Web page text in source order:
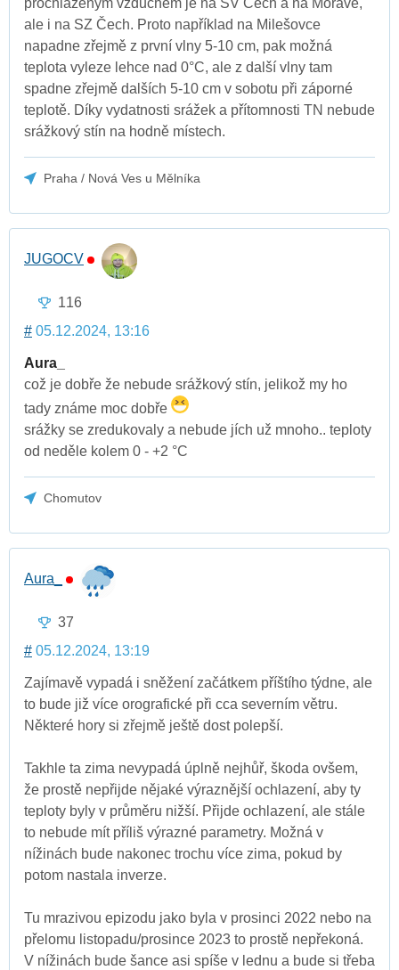
ale i na SZ Čech. Proto například na Milešovce
napadne zřejmě z první vlny 5-10 cm, pak možná
teplota vyleze lehce nad 0°C, ale z další vlny tam
spadne zřejmě dalších 5-10 cm v sobotu při záporné
teplotě. Díky vydatnosti srážek a přítomnosti TN nebude
srážkový stín na hodně místech.
Praha / Nová Ves u Mělníka
JUGOCV
116
# 05.12.2024, 13:16
Aura_
což je dobře že nebude srážkový stín, jelikož my ho
tady známe moc dobře
srážky se zredukovaly a nebude jích už mnoho.. teploty
od neděle kolem 0 - +2 °C
Chomutov
Aura_
37
# 05.12.2024, 13:19
Zajímavě vypadá i sněžení začátkem příštího týdne, ale
to bude již více orografické při cca severním větru.
Některé hory si zřejmě ještě dost polepší.
Takhle ta zima nevypadá úplně nejhůř, škoda ovšem,
že prostě nepřijde nějaké výraznější ochlazení, aby ty
teploty byly v průměru nižší. Přijde ochlazení, ale stále
to nebude mít příliš výrazné parametry. Možná v
nížinách bude nakonec trochu více zima, pokud by
potom nastala inverze.
Tu mrazivou epizodu jako byla v prosinci 2022 nebo na
přelomu listopadu/prosince 2023 to prostě nepřekoná.
V nížinách bude šance asi spíše v lednu a bude si třeba